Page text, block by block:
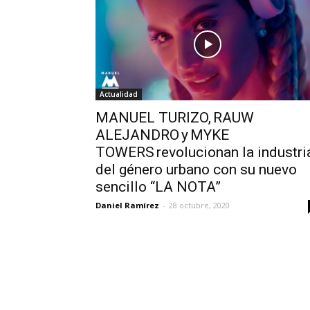
Actualidad
MANUEL TURIZO, RAUW
ALEJANDRO y MYKE
TOWERS revolucionan la
del género urbano con su nuevo
sencillo “LA NOTA”
Daniel Ramírez - 28 octubre, 2020